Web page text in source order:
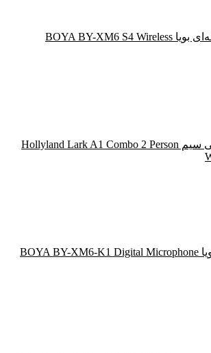
میکروفن بی‌سیم یقه‌ای بویا BOYA BY-XM6 S4 Wireless
میکروفون یقه ای بی سیم Hollyland Lark A1 Combo 2 Person
میکروفن بی سیم بویا BOYA BY-XM6-K1 Digital Microphone